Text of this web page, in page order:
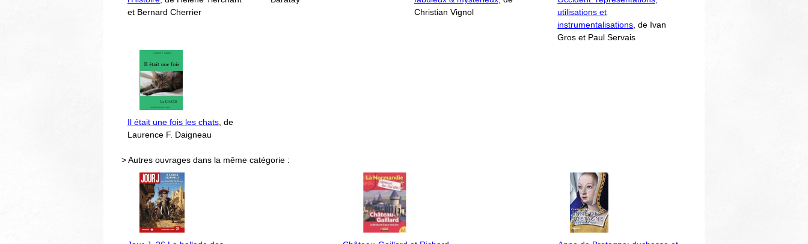
et Bernard Cherrier
Christian Vignol
utilisations et
instrumentalisations, de Ivan
Gros et Paul Servais
Il était une fois les chats, de
Laurence F. Daigneau
> Autres ouvrages dans la même catégorie :